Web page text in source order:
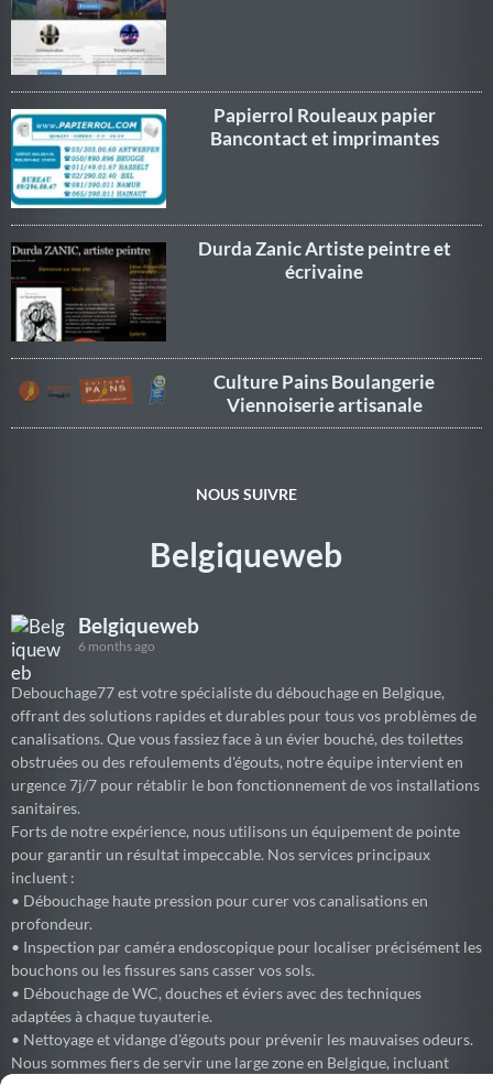
Papierrol Rouleaux papier
Bancontact et imprimantes
Durda Zanic Artiste peintre et
écrivaine
Culture Pains Boulangerie
Viennoiserie artisanale
NOUS SUIVRE
Belgiqueweb
Belgiqueweb
6 months ago
Debouchage77 est votre spécialiste du débouchage en Belgique,
offrant des solutions rapides et durables pour tous vos problèmes de
canalisations. Que vous fassiez face à un évier bouché, des toilettes
obstruées ou des refoulements d'égouts, notre équipe intervient en
urgence 7j/7 pour rétablir le bon fonctionnement de vos installations
sanitaires.
Forts de notre expérience, nous utilisons un équipement de pointe
pour garantir un résultat impeccable. Nos services principaux
incluent :
• Débouchage haute pression pour curer vos canalisations en
profondeur.
• Inspection par caméra endoscopique pour localiser précisément les
bouchons ou les fissures sans casser vos sols.
• Débouchage de WC, douches et éviers avec des techniques
adaptées à chaque tuyauterie.
• Nettoyage et vidange d'égouts pour prévenir les mauvaises odeurs.
Nous sommes fiers de servir une large zone en Belgique, incluant